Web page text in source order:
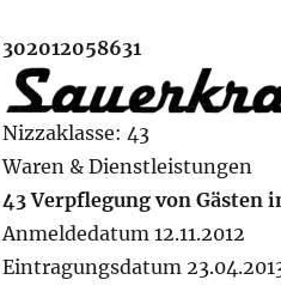
302012058631
Nizzaklasse: 43
Waren & Dienstleistungen
43 Verpflegung von Gästen
Anmeldedatum 12.11.2012
Eintragungsdatum